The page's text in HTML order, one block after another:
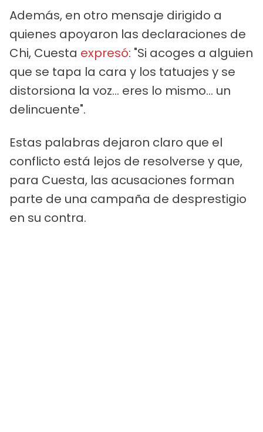
Además, en otro mensaje dirigido a
quienes apoyaron las declaraciones de
Chi, Cuesta expresó: "Si acoges a alguien
que se tapa la cara y los tatuajes y se
distorsiona la voz... eres lo mismo... un
delincuente".
Estas palabras dejaron claro que el
conflicto está lejos de resolverse y que,
para Cuesta, las acusaciones forman
parte de una campaña de desprestigio
en su contra.